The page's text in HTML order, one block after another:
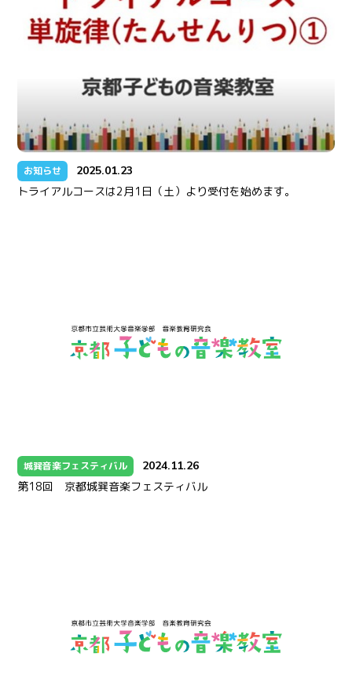
お知らせ 2025.01.23
トライアルコースは2月1日（土）より受付を始めます。
城巽音楽フェスティバル 2024.11.26
第18回 京都城巽音楽フェスティバル